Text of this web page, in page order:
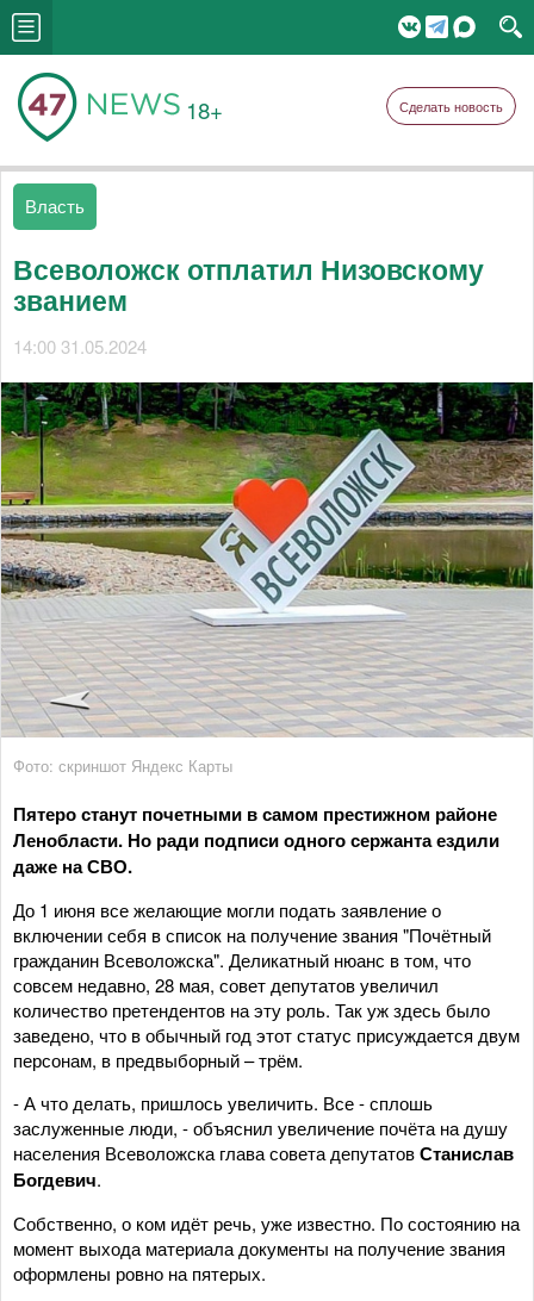
18+ Сделать новость
Власть
Всеволожск отплатил Низовскому
званием
14:00 31.05.2024
Фото: скриншот Яндекс Карты
Пятеро станут почетными в самом престижном районе
Ленобласти. Но ради подписи одного сержанта ездили
даже на СВО.
До 1 июня все желающие могли подать заявление о
включении себя в список на получение звания "Почётный
гражданин Всеволожска". Деликатный нюанс в том, что
совсем недавно, 28 мая, совет депутатов увеличил
количество претендентов на эту роль. Так уж здесь было
заведено, что в обычный год этот статус присуждается двум
персонам, в предвыборный – трём.
- А что делать, пришлось увеличить. Все - сплошь
заслуженные люди, - объяснил увеличение почёта на душу
населения Всеволожска глава совета депутатовСтанислав
Богдевич.
Собственно, о ком идёт речь, уже известно. По состоянию на
момент выхода материала документы на получение звания
оформлены ровно на пятерых.